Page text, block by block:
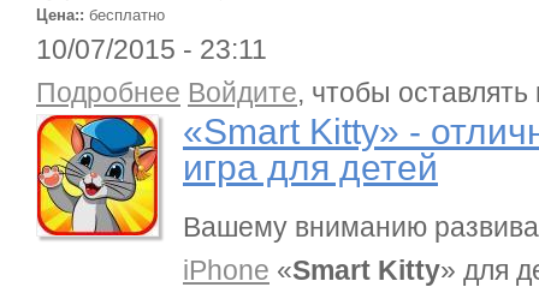
Цена:: бесплатно
10/07/2015 - 23:11
Подробнее о «Smart Kitty» - отличная и популярная игра
Войдите, чтобы
«Smart Kitty» -
игра для детей
Вашему вниманию
iPhone «Smart Kitty» для